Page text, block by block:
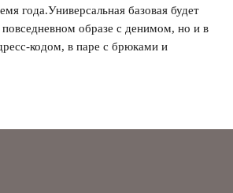
года.Универсальная базовая будет
повседневном образе с денимом, но и в
кодом, в паре с брюками и